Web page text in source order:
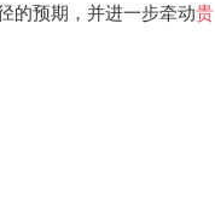
的预期，并进一步牵动贵